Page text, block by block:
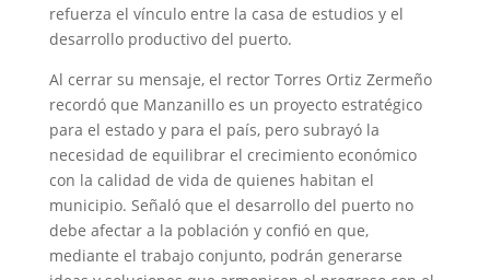
refuerza el vínculo entre la casa de estudios y el
desarrollo productivo del puerto.
Al cerrar su mensaje, el rector Torres Ortiz Zermeño
recordó que Manzanillo es un proyecto estratégico
para el estado y para el país, pero subrayó la
necesidad de equilibrar el crecimiento económico
con la calidad de vida de quienes habitan el
municipio. Señaló que el desarrollo del puerto no
debe afectar a la población y confió en que,
mediante el trabajo conjunto, podrán generarse